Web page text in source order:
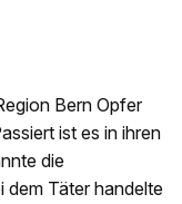
Bern Opfer
ist es in ihren
die
dem Täter handelte